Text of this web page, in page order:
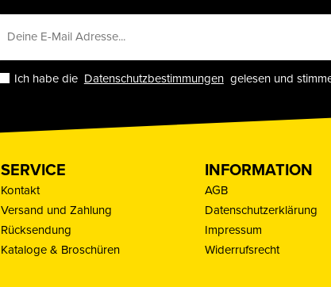
Ich habe die Datenschutzbestimmungengelesen und
SERVICE
Kontakt
Versand und Zahlung
Rücksendung
Kataloge & Broschüren
INFORMATION
AGB
Datenschutzerklärung
Impressum
Widerrufsrecht